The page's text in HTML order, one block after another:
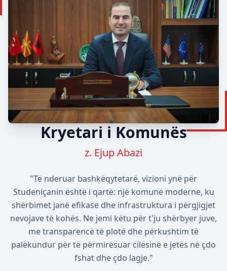
Kryetari i Komunës
z. Ejup Abazi
"Të nderuar bashkëqytetarë, vizioni ynë për
Studeniçanin është i qartë: një komunë moderne, ku
shërbimet janë efikase dhe infrastruktura i përgjigjet
nevojave të kohës. Ne jemi këtu për t'ju shërbyer juve,
me transparencë të plotë dhe përkushtim të
palëkundur për të përmirësuar cilësinë e jetës në çdo
fshat dhe çdo lagje."